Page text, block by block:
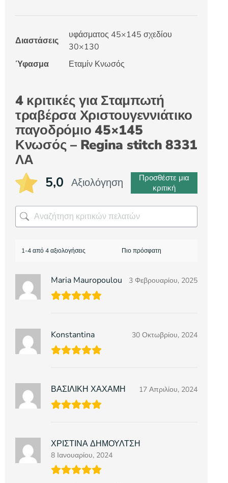
Διαστάσεις
υφάσματος 45×145 σχεδίου
30×130
Ύφασμα
Εταμίν Κνωσός
4 κριτικές για Σταμπωτή
τραβέρσα Χριστουγεννιάτικο
παγοδρόμιο 45×145
Κνωσός – Regina stitch 8331
ΛΑ
5,0 Αξιολόγηση
Προσθέστε μια
κριτική
1-4 από 4 αξιολογήσεις
Maria Mauropoulou 3 Φεβρουαρίου, 2025
Konstantina 30 Οκτωβρίου, 2024
ΒΑΣΙΛΙΚΗ ΧΑΧΑΜΗ 17 Απριλίου, 2024
ΧΡΙΣΤΙΝΑ ΔΗΜΟΥΛΤΣΗ
8 Ιανουαρίου, 2024